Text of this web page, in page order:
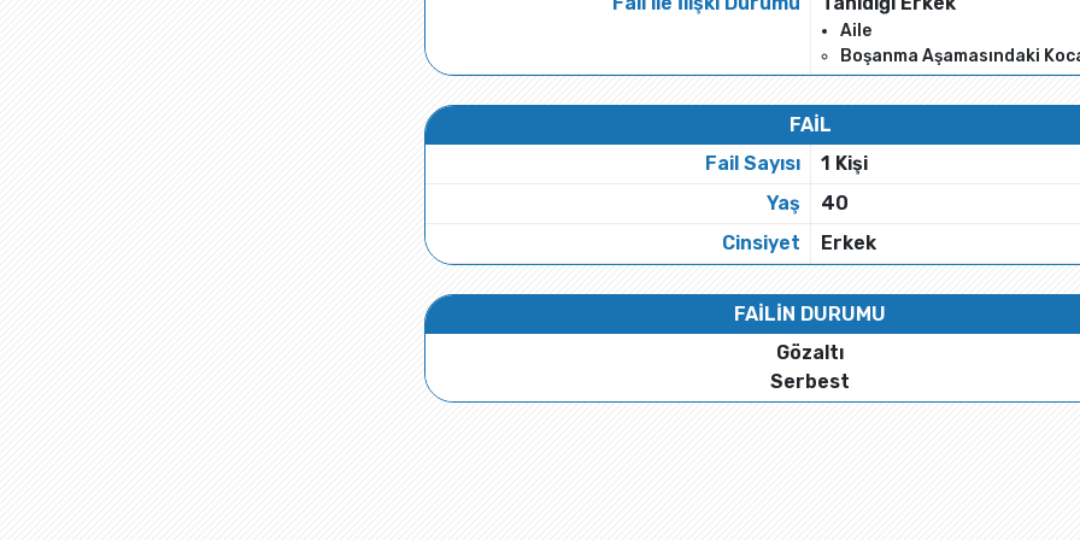
Aile
Boşanma Aşamasındaki
FAİL
Fail Sayısı
1 Kişi
Yaş
40
Cinsiyet
Erkek
FAİLİN DURUMU
Gözaltı
Serbest